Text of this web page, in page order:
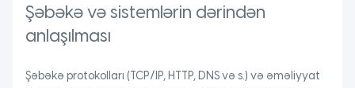
Şəbəkə və sistemlərin dərindən
anlaşılması
Şəbəkə protokolları (TCP/IP, HTTP, DNS və s.) və əməliyyat